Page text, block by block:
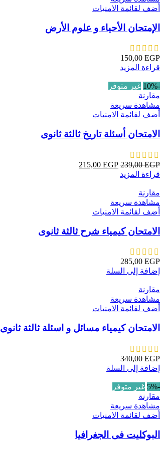
أضف لقائمة الامنيات
الإمتحان الأحياء و علوم الأرض
150,00 EGP
قراءة المزيد
-10%
غير متوفر
مقارنة
مشاهدة سريعة
أضف لقائمة الامنيات
الامتحان أسئلة تاريخ ثالثة ثانوى
239,00EGP
215,00 EGP
قراءة المزيد
مقارنة
مشاهدة سريعة
أضف لقائمة الامنيات
الامتحان كيمياء شرح ثالثة ثانوى
285,00 EGP
إضافة إلى السلة
مقارنة
مشاهدة سريعة
أضف لقائمة الامنيات
الامتحان كيمياء مسائل و اسئلة ثالثة ثانوى
340,00 EGP
إضافة إلى السلة
-5%
غير متوفر
مقارنة
مشاهدة سريعة
أضف لقائمة الامنيات
البوكليت فى الجغرافيا